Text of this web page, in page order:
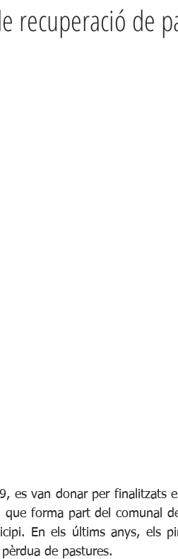
recuperació de
es van donar per finalitzats
que forma part del comunal
En els últims anys, els
de pastures.